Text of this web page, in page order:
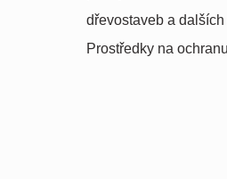
dřevostaveb a
Prostředky na